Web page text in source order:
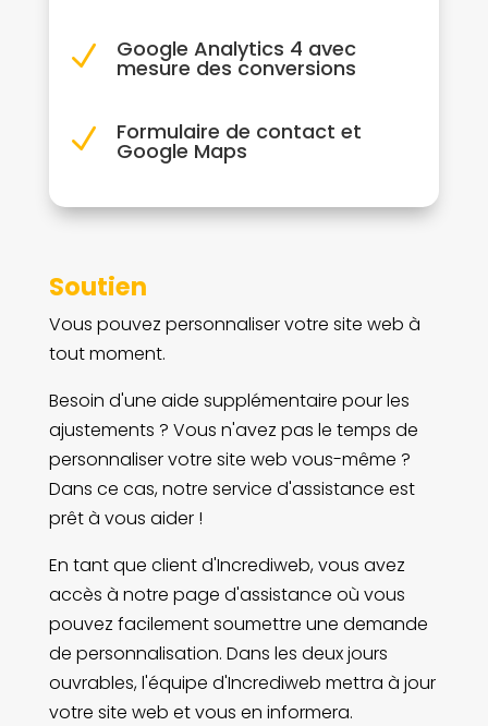
N Google Analytics 4 avec
mesure des conversions
N Formulaire de contact et
Google Maps
Soutien
Vous pouvez personnaliser votre site web à
tout moment.
Besoin d'une aide supplémentaire pour les
ajustements ? Vous n'avez pas le temps de
personnaliser votre site web vous-même ?
Dans ce cas, notre service d'assistance est
prêt à vous aider !
En tant que client d'Incrediweb, vous avez
accès à notre page d'assistance où vous
pouvez facilement soumettre une demande
de personnalisation. Dans les deux jours
ouvrables, l'équipe d'Incrediweb mettra à jour
votre site web et vous en informera.